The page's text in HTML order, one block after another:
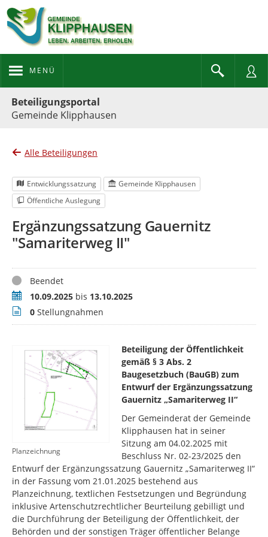
MENÜ
Beteiligungsportal
Gemeinde Klipphausen
Alle Beteiligungen
Entwicklungssatzung
Gemeinde Klipphausen
Öffentliche Auslegung
Ergänzungssatzung Gauernitz
"Samariterweg II"
StatusBeendet
Zeitraum10.09.2025 bis 13.10.2025
Stellungnahmen
0 Stellungnahmen
Planzeichnung
Beteiligung der Öffentlichkeit
gemäß § 3 Abs. 2
Baugesetzbuch (BauGB) zum
Entwurf der Ergänzungssatzung
Gauernitz „Samariterweg II“
Der Gemeinderat der Gemeinde
Klipphausen hat in seiner
Sitzung am 04.02.2025 mit
Beschluss Nr. 02-23/2025 den
Entwurf der Ergänzungssatzung Gauernitz „Samariterweg II“
in der Fassung vom 21.01.2025 bestehend aus
Planzeichnung, textlichen Festsetzungen und Begründung
inklusive Artenschutzrechtlicher Beurteilung gebilligt und
die Durchführung der Beteiligung der Öffentlichkeit, der
Behörden und der sonstigen Träger öffentlicher Belange